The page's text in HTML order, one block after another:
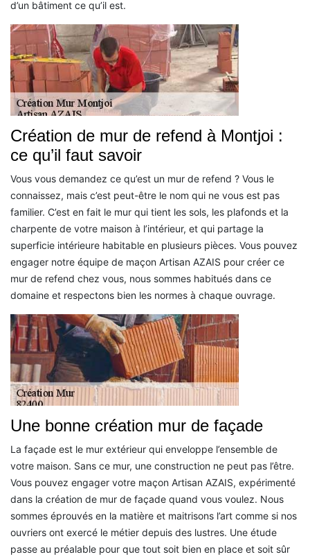
d’un bâtiment ce qu’il est.
Création de mur de refend à Montjoi :
ce qu’il faut savoir
Vous vous demandez ce qu’est un mur de refend ? Vous le
connaissez, mais c’est peut-être le nom qui ne vous est pas
familier. C’est en fait le mur qui tient les sols, les plafonds et la
charpente de votre maison à l’intérieur, et qui partage la
superficie intérieure habitable en plusieurs pièces. Vous pouvez
engager notre équipe de maçon Artisan AZAIS pour créer ce
mur de refend chez vous, nous sommes habitués dans ce
domaine et respectons bien les normes à chaque ouvrage.
Une bonne création mur de façade
La façade est le mur extérieur qui enveloppe l’ensemble de
votre maison. Sans ce mur, une construction ne peut pas l’être.
Vous pouvez engager votre maçon Artisan AZAIS, expérimenté
dans la création de mur de façade quand vous voulez. Nous
sommes éprouvés en la matière et maitrisons l’art comme si nos
ouvriers ont exercé le métier depuis des lustres. Une étude
passe au préalable pour que tout soit bien en place et soit sûr